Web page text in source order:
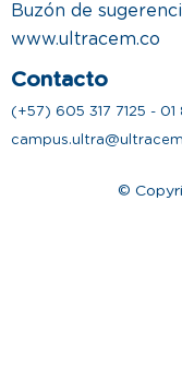
Buzón de
www.ultracem.co
Contacto
(+57) 605 317 7125 -
©